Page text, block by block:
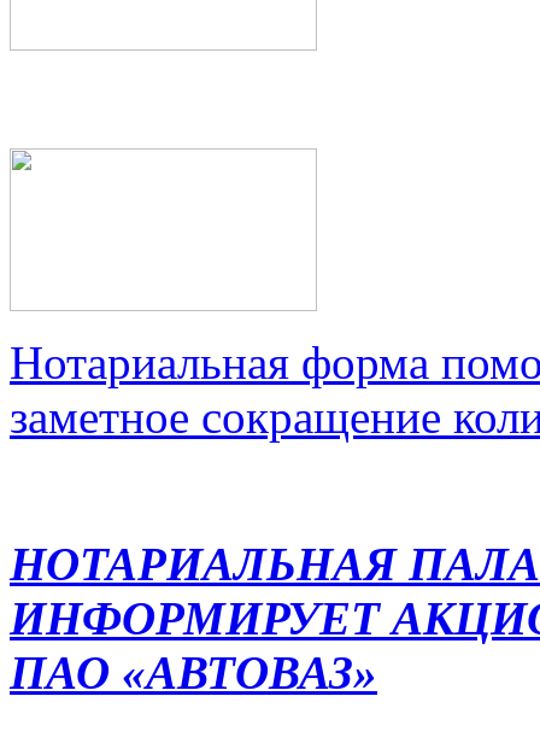
Нотариальная форма
заметное сокращение
НОТАРИАЛЬНАЯ
ИНФОРМИРУЕТ
ПАО «АВТОВАЗ»